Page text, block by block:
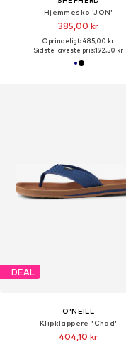
Hjemmesko 'JON'
385,00 kr
Oprindeligt: 485,00 kr
Sidste laveste pris:192,50 kr
DEAL
O'NEILL
Klipklappere 'Chad'
404,10 kr